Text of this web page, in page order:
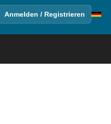
Anmelden / Registrieren